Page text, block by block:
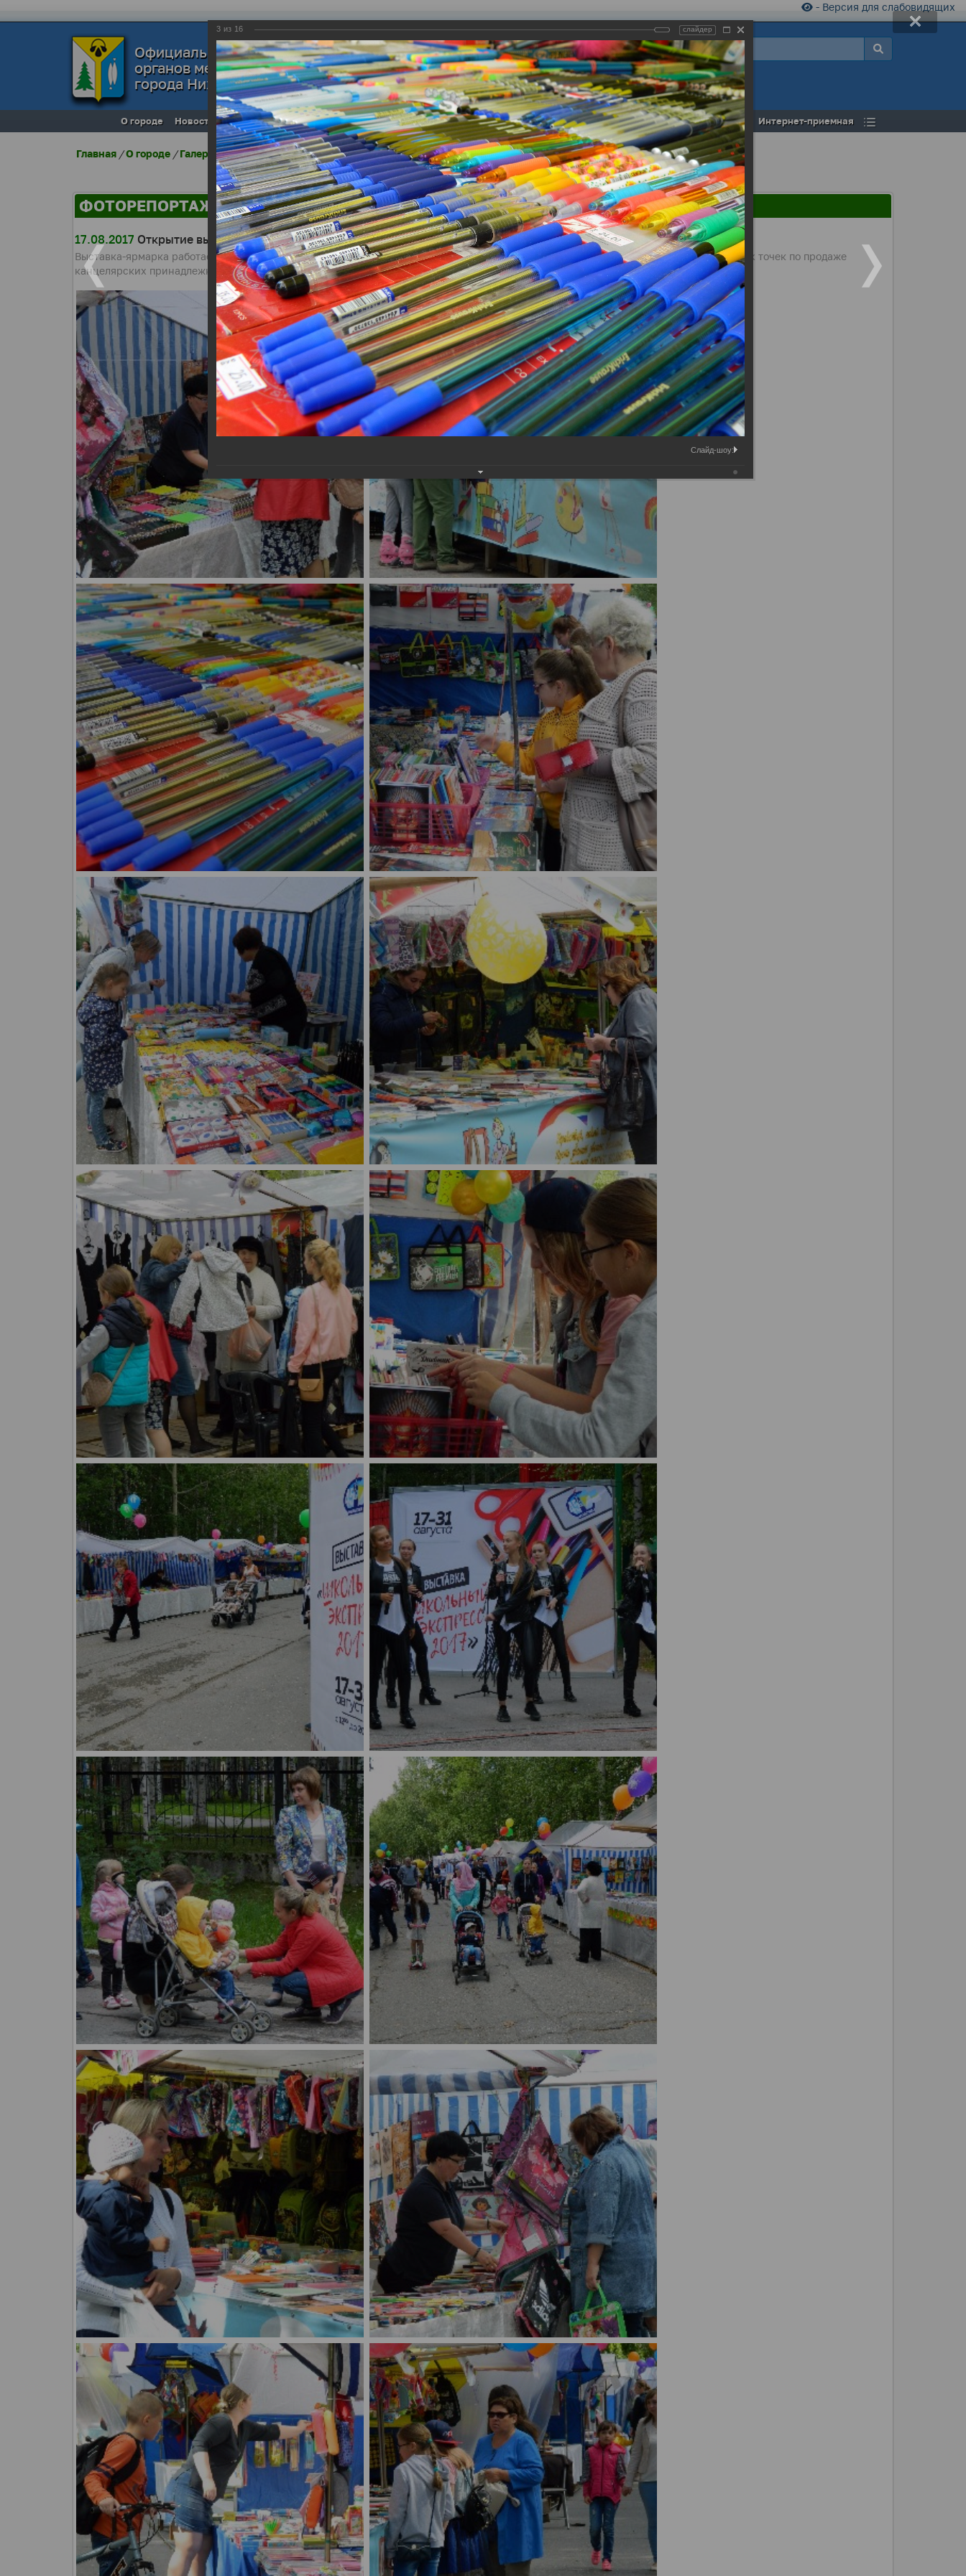
- Версия для слабовидящих
Официальный сайт
органов местного самоуправления
города Нижневартовска
О городе Новости Местное самоуправление Документы Муниципальные услуги Торговая площадка Открытый бюджет Интернет-приемная
Главная /О городе /Галерея города/Фоторепортажи
ФОТОРЕПОРТАЖИ
17.08.2017 Открытие выставки-ярмарки "Школьный экспресс - 2017"
Выставка-ярмарка работает в формате «все и в одном месте». Более 30 предприятий и предпринимателей открыли около 50 торговых точек по продаже
канцелярских принадлежностей, учебников, школьной форме, методической литературы, кожгалантерии, обуви и других товаров.
3 из 16 слайдер
Слайд-шоу: